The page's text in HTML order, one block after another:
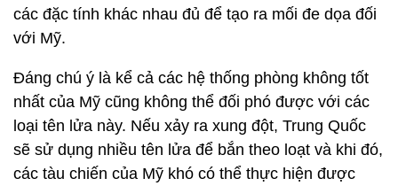
các đặc tính khác nhau đủ để tạo ra mối đe dọa đối
với Mỹ.
Đáng chú ý là kể cả các hệ thống phòng không tốt
nhất của Mỹ cũng không thể đối phó được với các
loại tên lửa này. Nếu xảy ra xung đột, Trung Quốc
sẽ sử dụng nhiều tên lửa để bắn theo loạt và khi đó,
các tàu chiến của Mỹ khó có thể thực hiện được